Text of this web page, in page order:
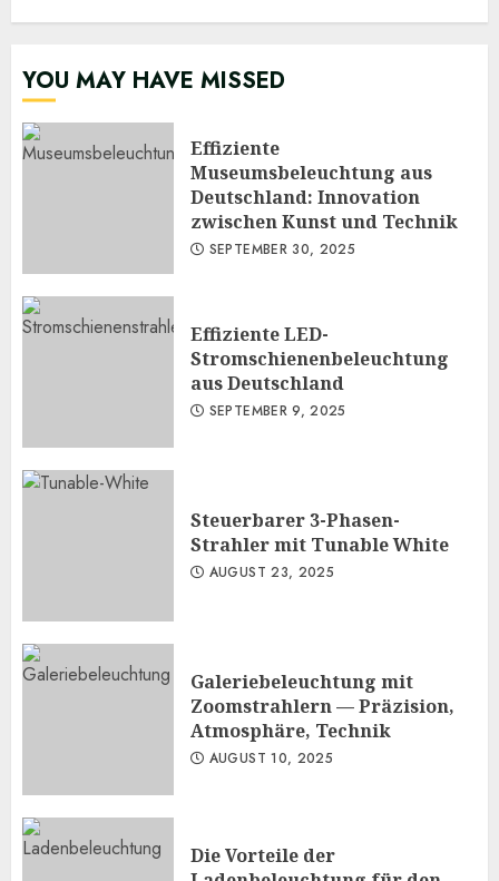
YOU MAY HAVE MISSED
Effiziente
Museumsbeleuchtung aus
Deutschland: Innovation
zwischen Kunst und Technik
SEPTEMBER 30, 2025
Effiziente LED-
Stromschienenbeleuchtung
aus Deutschland
SEPTEMBER 9, 2025
Steuerbarer 3-Phasen-
Strahler mit Tunable White
AUGUST 23, 2025
Galeriebeleuchtung mit
Zoomstrahlern — Präzision,
Atmosphäre, Technik
AUGUST 10, 2025
Die Vorteile der